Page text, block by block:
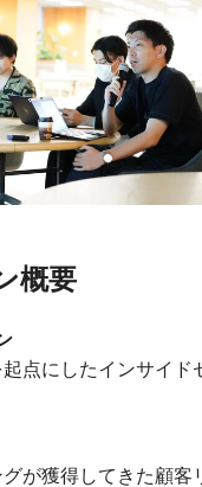
概要
起点にしたインサイ
が獲得してきた顧